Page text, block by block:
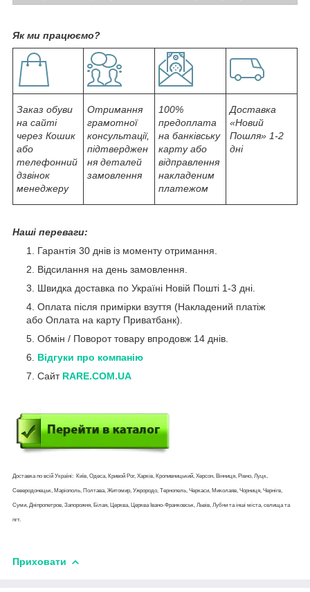
Як ми працюємо?
Заказ обуви
на сайті
через Кошик
або
телефонний
дзвінок
менеджеру
Отримання
грамотної
консультації,
підтверджен
ня деталей
замовлення
100%
предоплата
на банківську
карту або
відправлення
накладеним
платежом
Доставка
«Новий
Пошля» 1-2
дні
Наші переваги:
Гарантія 30 днів із моменту отримання.
Відсилання на день замовлення.
Швидка доставка по Україні Новій Пошті 1-3 дні.
Оплата після примірки взуття (Накладений платіж
або Оплата на карту Приватбанк).
Обмін / Поворот товару впродовж 14 днів.
Відгуки про компанію
Сайт RARE.COM.UA
Доставка по всій Україні: Київ, Одеса, Кривой Рог, Харків, Кропивницький, Херсон, Вінниця, Рівно, Луцк,
Северодонецьк, Маріополь, Полтава, Житомир, Ужрородо, Тернопель, Черкаси, Миколаяв, Чорниця, Чернігв,
Суми, Дніпропетров, Запорожня, Білая, Церква, Церква Івано-Франковськ, Львів, Лубни та інші міста, селища та
пгт.
Приховати